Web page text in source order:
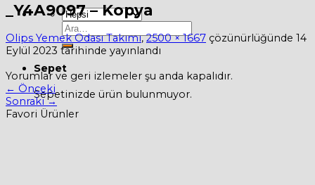
Ara:
Sepet
Sepetinizde ürün bulunmuyor.
_Y4A9097 – Kopya
Olips Yemek Odası Takımı,2500 × 1667 çözünürlüğünde 14
Eylül 2023 tarihinde yayınlandı
Yorumlar ve geri izlemeler şu anda kapalıdır.
← Önceki
Sonraki→
Favori Ürünler